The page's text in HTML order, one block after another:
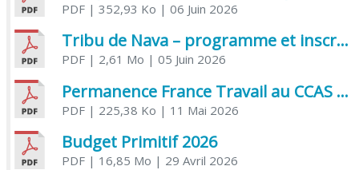
PDF| 352,93 Ko | 06 Juin 2026
Tribu de Nava – programme et inscriptions été 2026
PDF| 2,61 Mo | 05 Juin 2026
Permanence France Travail au CCAS de Saujon Juin 2026
PDF| 225,38 Ko | 11 Mai 2026
Budget Primitif 2026
PDF| 16,85 Mo | 29 Avril 2026